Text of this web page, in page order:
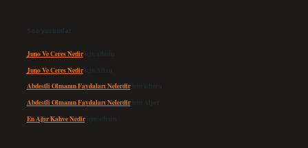
Son yorumlar
Juno Ve Ceres Nediriçin admin
Juno Ve Ceres Nediriçin Altan
Abdestli Olmanın Faydaları Nelerdiriçin admin
Abdestli Olmanın Faydaları Nelerdiriçin Alper
En Ağır Kahve Nediriçin admin